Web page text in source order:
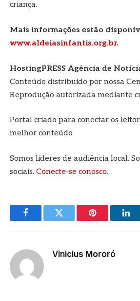
criança.
Mais informações estão
www.aldeiasinfantis.org.br.
HostingPRESS Agência de
Conteúdo distribuído por nossa
Reprodução autorizada mediante
Portal criado para conectar os
melhor conteúdo
Somos líderes de audiência local.
sociais. Conecte-se conosco.
FacebookTwitter Pinterest
Vinicius Mororó